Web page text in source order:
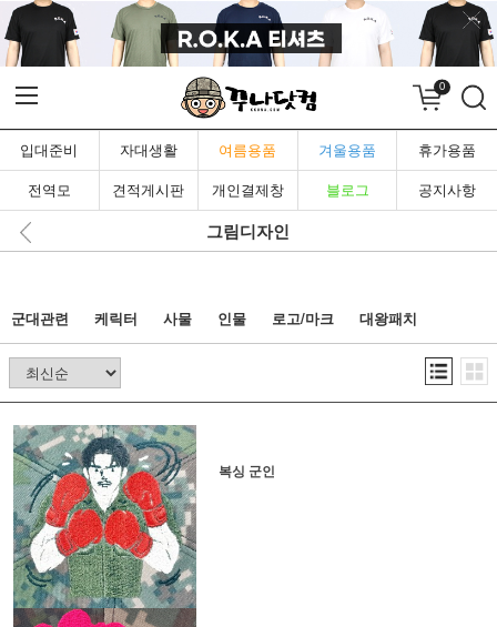
0
입대준비 자대생활 여름용품 겨울용품 휴가용품
전역모 견적게시판 개인결제창 블로그 공지사항
그림디자인
군대관련 케릭터 사물 인물 로고/마크 대왕패치
복싱 군인